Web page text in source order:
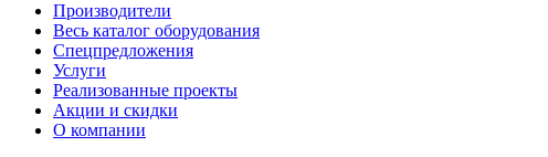
Производители
Весь каталог оборудования
Спецпредложения
Услуги
Реализованные проекты
Акции и скидки
О компании